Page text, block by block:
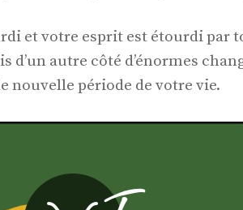
et votre esprit est étourdi par
d’un autre côté d’énormes
nouvelle période de votre vie.